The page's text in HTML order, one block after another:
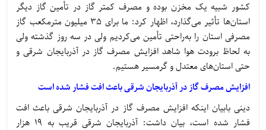
کشور شبیه یک مخزن بوده و مصرف کمتر گاز در تأمین گاز دیگر
استان‌ها تأثیر می‌گذارد، اظهار کرد: ما برای 35 میلیون مترمکعب گاز
مصرفی استان را به‌راحتی تأمین می‌کردیم ولی در سه روز گذشته ولی
به لحاظ برودت هوا شاهد افزایش مصرف گاز در آذربایجان شرقی و
حتی استان‌های معتدل و گرمسیر هستیم.
افزایش مصرف گاز در آذربایجان شرقی باعث افت فشار شده است
دینی بابیان اینکه افزایش مصرف گاز در آذربایجان شرقی باعث افت
فشار شده است، بیان داشت: آذربایجان شرقی قریب به 19 هزار